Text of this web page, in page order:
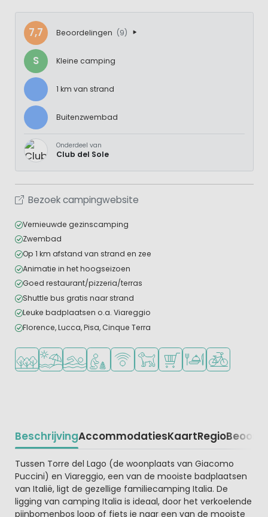
7,7 Beoordelingen (9)
S Kleine camping
1 km van strand
Buitenzwembad
Onderdeel van
Club del Sole
Bezoek campingwebsite
Vernieuwde gezinscamping
Zwembad
Op 1 km afstand van strand en zee
Animatie in het hoogseizoen
Goed restaurant/pizzeria/terras
Shuttle bus gratis naar strand
Leuke badplaatsen o.a. Viareggio
Florence, Lucca, Pisa, Cinque Terra
Ligt in een bosrijke omgeving
Ligt bij strand en zee
Openlucht zwembad
Aanbevolen voor jonge kinderen
WiFi beschikbaar
Huisdieren toegestaan
Campingwinkel/
Restaurant of
Fietsverhuur
BeschrijvingAccommodatiesKaartRegio
Beschrijving
Tussen Torre del Lago (de woonplaats van Giacomo
Puccini) en Viareggio, een van de mooiste badplaatsen
van Italië, ligt de gezellige familiecamping Italia. De
ligging van camping Italia is ideaal, door het verkoelende
pijnbomenbos loop of fiets je naar een van de mooiste